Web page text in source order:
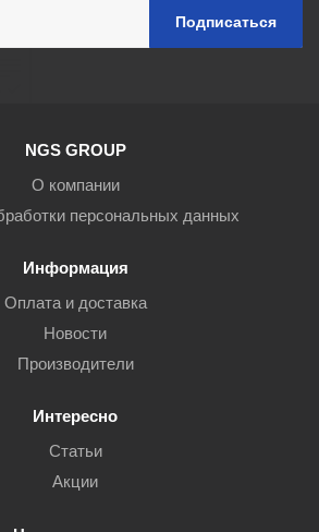
NGS GROUP
О компании
персональных данных
Информация
Оплата и доставка
Новости
Производители
Интересно
Статьи
Акции